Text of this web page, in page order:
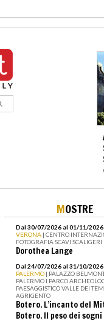
MOSTRE
Dal 30/07/2026 al 01/11/2026
VERONA | CENTRO
FOTOGRAFIA SCAVI SCALIGERI
Dorothea Lange
Dal 24/07/2026 al 31/10/2026
PALERMO | PALAZZO
PALERMO I PARCO
PAESAGGISTICO VALLE DEI
AGRIGENTO
Botero. L’incanto del
Botero. Il peso dei sogni